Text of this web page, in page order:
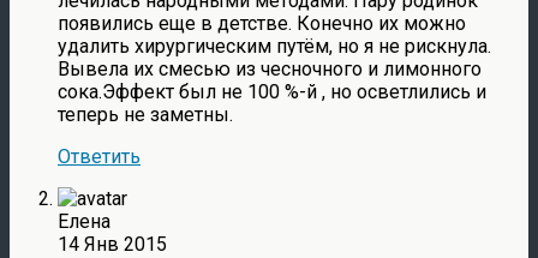
появились еще в детстве. Конечно их можно
удалить хирургическим путём, но я не рискнула.
Вывела их смесью из чесночного и лимонного
сока.Эффект был не 100 %-й , но осветлились и
теперь не заметны.
Ответить
Елена
14 Янв 2015